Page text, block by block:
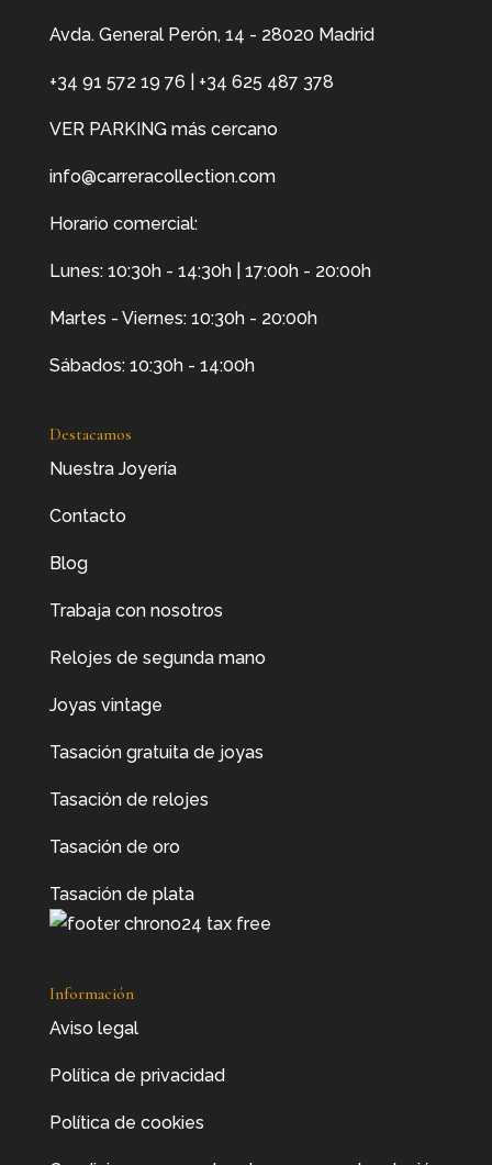
Avda. General Perón, 14 - 28020 Madrid
+34 91 572 19 76 +34 625 487 378
VER PARKING más cercano
info@carreracollection.com
Horario comercial:
Lunes: 10:30h - 14:30h | 17:00h - 20:00h
Martes - Viernes: 10:30h - 20:00h
Sábados: 10:30h - 14:00h
Destacamos
Nuestra Joyería
Contacto
Blog
Trabaja con nosotros
Relojes de segunda mano
Joyas vintage
Tasación gratuita de joyas
Tasación de relojes
Tasación de oro
Tasación de plata
Información
Aviso legal
Política de privacidad
Política de cookies